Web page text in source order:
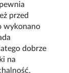
ż przed
wykonano
dobrze
na
.